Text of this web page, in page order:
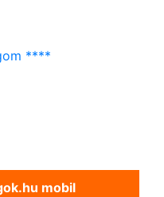
****
mobil